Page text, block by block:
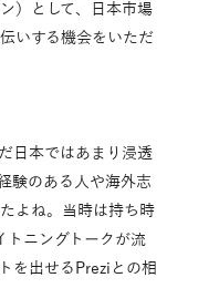
）として、日本市場
いする機会をいただ
日本ではあまり浸透
験のある人や海外志
よね。当時は持ち時
トニングトークが流
を出せるPreziとの相